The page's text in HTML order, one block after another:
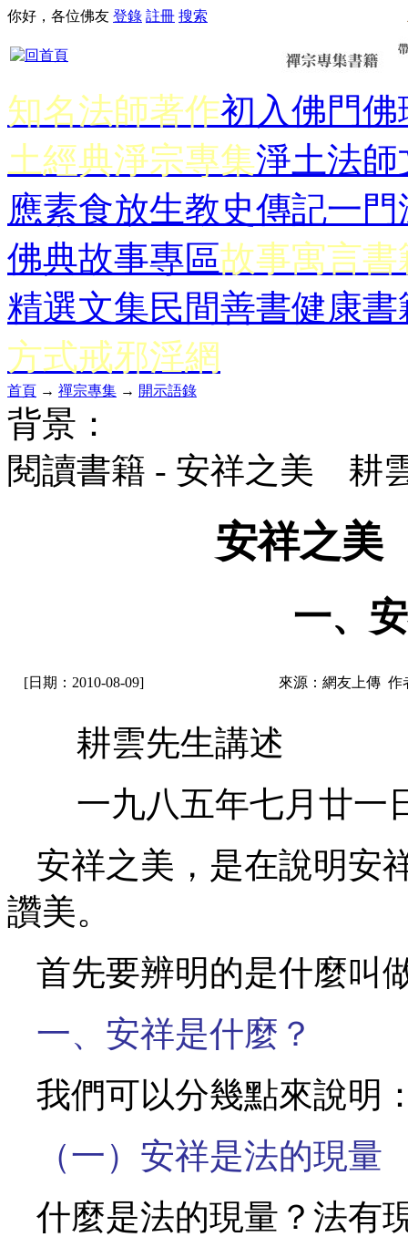
你好，各位佛友 登錄 註冊 搜索
知名法師著作初入佛門佛
土經典淨宗專集淨土法師
應素食放生教史傳記一門
佛典故事專區故事寓言書
精選文集民間善書健康書
方式戒邪淫網
首頁 → 禪宗專集 → 開示語錄
背景：
閱讀書籍 - 安祥之美 耕
安祥之
一、
[日期：2010-08-09] 來源：網友上傳 作
耕雲先生講述
一九八五年七月廿一
安祥之美，是在說明安
讚美。
首先要辨明的是什麼叫
一、安祥是什麼？
我們可以分幾點來說明
（一）安祥是法的現量
什麼是法的現量？法有